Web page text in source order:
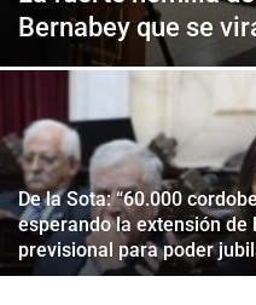
Bernabey que se
De la Sota: “60.000
esperando la extensión de
previsional para poder